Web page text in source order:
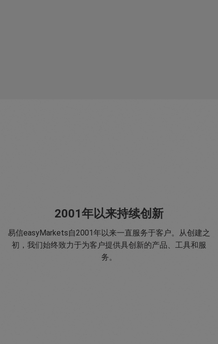
2001年以来持续创新
易信easyMarkets自2001年以来一直服务于客户。从创建之
初，我们始终致力于为客户提供具创新的产品、工具和服
务。